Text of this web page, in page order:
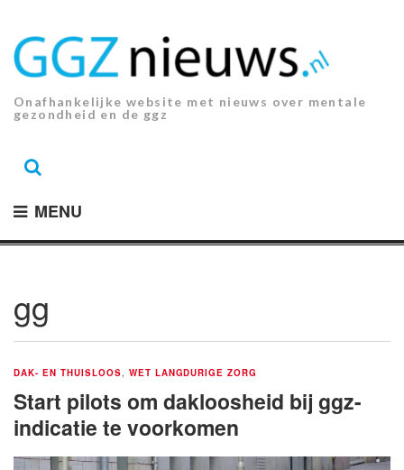
inhoud.
Onafhankelijke website met nieuws over mentale
gezondheid en de ggz
MENU
gg
DAK- EN THUISLOOS WET LANGDURIGE ZORG
Start pilots om dakloosheid bij ggz-
indicatie te voorkomen